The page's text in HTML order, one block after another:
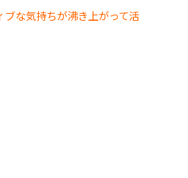
な気持ちが沸き上がって活